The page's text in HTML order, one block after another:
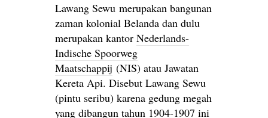
Lawang Sewu merupakan bangunan
zaman kolonial Belanda dan dulu
merupakan kantor Nederlands-
Indische Spoorweg
Maatschappij (NIS) atau Jawatan
Kereta Api. Disebut Lawang Sewu
(pintu seribu) karena gedung megah
yang dibangun tahun 1904-1907 ini